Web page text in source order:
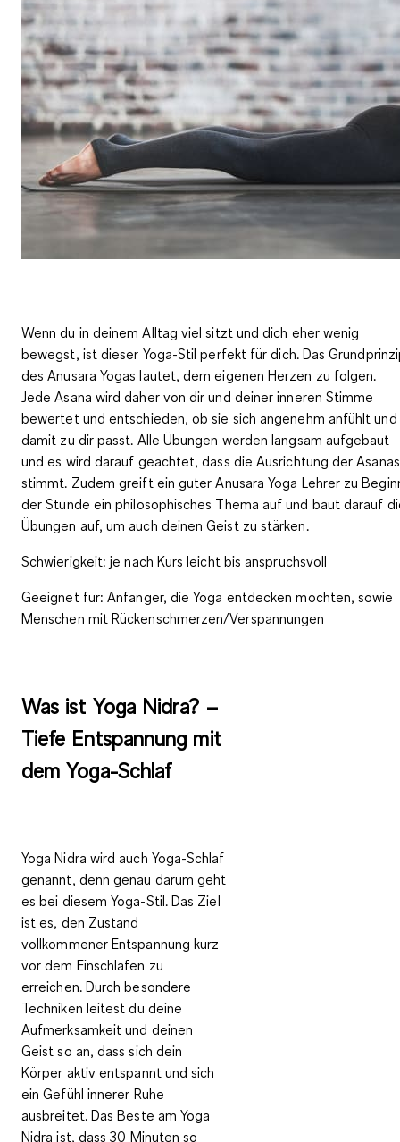
Wenn du in deinemAlltag viel sitzt und dich eher wenig
bewegst, ist dieser Yoga-Stil perfekt für dich. Das
des Anusara Yogas lautet, dem eigenen Herzen zu folgen.
Jede Asana wird daher von dir und deiner inneren Stimme
bewertet und entschieden, ob sie sich angenehm anfühlt und
damit zu dir passt. Alle Übungen werden langsam aufgebaut
und es wird darauf geachtet, dass die Ausrichtung der Asanas
stimmt. Zudem greift ein guter Anusara Yoga Lehrer zu
der Stunde ein philosophisches Thema auf und baut darauf
Übungen auf, um auch deinenGeist zu stärken.
Schwierigkeit: je nach Kurs leicht bis anspruchsvoll
Geeignet für: Anfänger, die Yoga entdecken möchten, sowie
Menschen mit Rückenschmerzen/Verspannungen
Was ist Yoga Nidra? –
Tiefe Entspannung mit
dem Yoga-Schlaf
Yoga Nidra wird auch Yoga-Schlaf
genannt, denn genau darum geht
es bei diesem Yoga-Stil. Das Ziel
ist es, den Zustand
vollkommener Entspannung kurz
vor dem Einschlafen zu
erreichen. Durch besondere
Techniken leitest du deine
Aufmerksamkeit und deinen
Geist so an, dass sich dein
Körper aktiv entspannt und sich
ein Gefühl innerer Ruhe
ausbreitet. Das Beste am Yoga
Nidra ist, dass 30 Minuten so